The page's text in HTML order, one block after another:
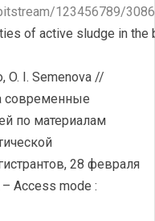
123456789/
of active sludge in the
O. I. Semenova //
современные
по материалам
28 февраля
Access mode :